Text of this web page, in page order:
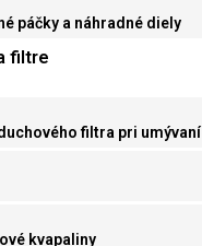
páčky a náhradné diely
filtre
filtra pri umývaní
kvapaliny